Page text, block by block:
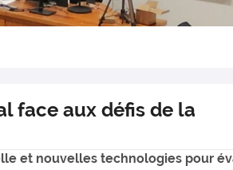
face aux défis de la
et nouvelles technologies pour